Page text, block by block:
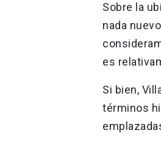
Sobre la
nada
es
Si bien,
términos